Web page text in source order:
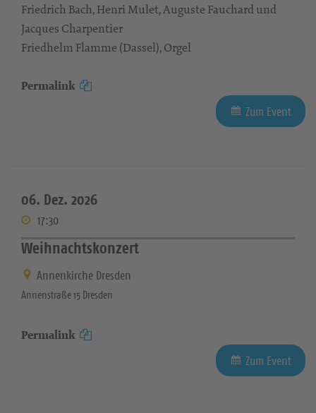
Friedrich Bach, Henri Mulet, Auguste Fauchard und
Jacques Charpentier
Friedhelm Flamme (Dassel), Orgel
Permalink
Zum Event
06. Dez. 2026
17:30
Weihnachtskonzert
Annenkirche Dresden
Annenstraße 15 Dresden
Permalink
Zum Event